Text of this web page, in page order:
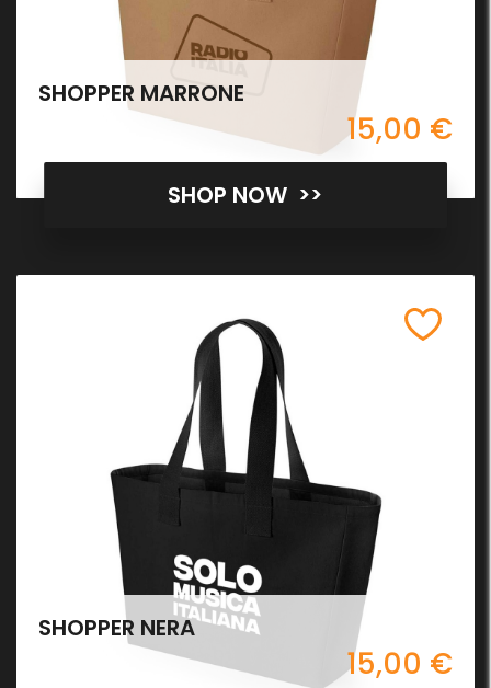
SHOPPER MARRONE
15,00 €
SHOP NOW >>
SHOPPER NERA
15,00 €